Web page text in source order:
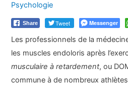
Psychologie
Share Tweet Messenger
Les professionnels de la
les muscles endoloris après
musculaire à retardement, ou
commune à de nombreux